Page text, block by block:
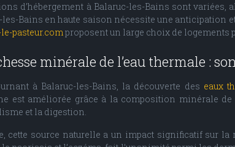
d’hébergement à Balaruc-les-Bains sont
les-Bains en haute saison nécessite une anticipation
pasteur.comproposent un large choix de logements
minérale de l’eau thermale :
à Balaruc-les-Bains, la découverte des eaux
est améliorée grâce à la composition minérale
et la digestion.
cette source naturelle a un impact significatif sur